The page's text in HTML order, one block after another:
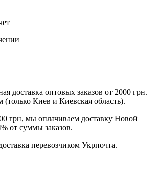
доставка оптовых заказов от 2000 грн.
Киев и Киевская область).
грн, мы оплачиваем доставку Новой
от суммы заказов.
перевозчиком Укрпочта.